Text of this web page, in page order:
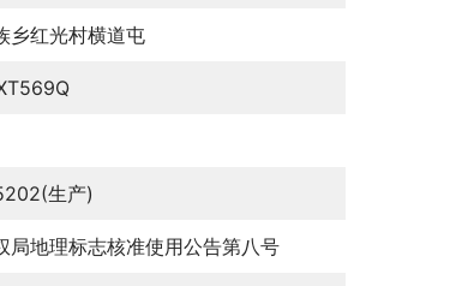
乡红光村横道屯
生产)
局地理标志核准使用公告第八号